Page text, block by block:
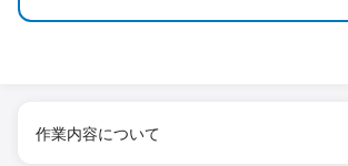
作業内容について